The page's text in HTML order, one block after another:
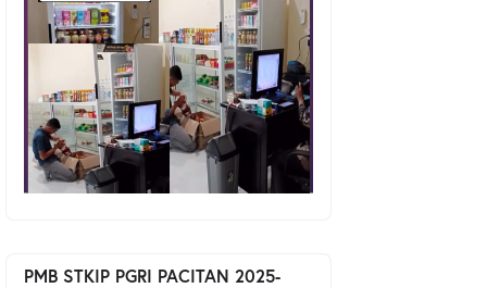
PMB STKIP PGRI PACITAN 2025-